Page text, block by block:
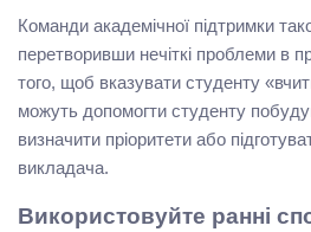
Команди академічної підтримки
перетворивши нечіткі проблеми в
того, щоб вказувати студенту
можуть допомогти студенту
визначити пріоритети або
викладача.
Використовуйте ранні